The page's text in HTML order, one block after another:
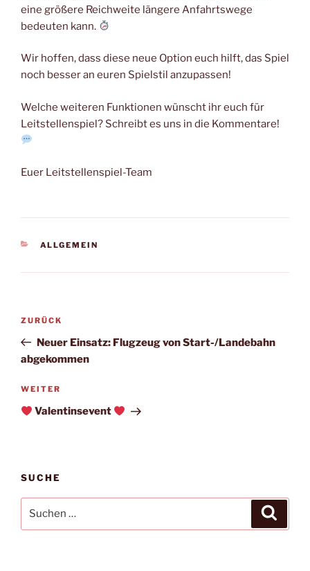
eine größere Reichweite längere Anfahrtswege
bedeuten kann.
Wir hoffen, dass diese neue Option euch hilft, das Spiel
noch besser an euren Spielstil anzupassen!
Welche weiteren Funktionen wünscht ihr euch für
Leitstellenspiel? Schreibt es uns in die Kommentare!
Euer Leitstellenspiel-Team
KATEGORIEN
ALLGEMEIN
Beitragsnavigation
Vorheriger
Beitrag
ZURÜCK
Neuer Einsatz: Flugzeug von Start-/Landebahn
abgekommen
Nächster
Beitrag
WEITER
Valentinsevent
SUCHE
nach: